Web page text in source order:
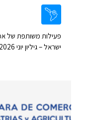
פעילות משותפת של
ישראל – גיליון יוני 2026